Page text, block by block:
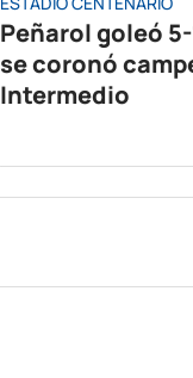
Peñarol goleó
se coronó
Intermedio